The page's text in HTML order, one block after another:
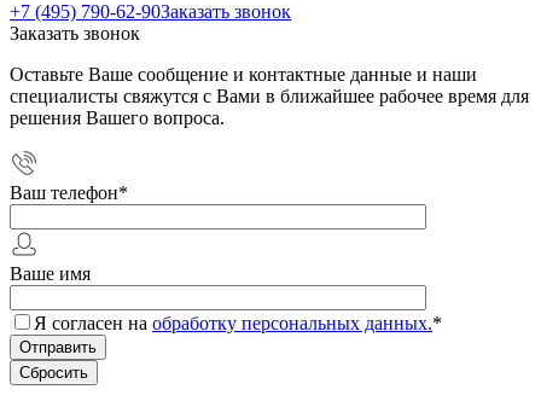
+7 (495) 790-62-90Заказать звонок
Заказать звонок
Оставьте Ваше сообщение и контактные данные и наши
специалисты свяжутся с Вами в ближайшее рабочее время для
решения Вашего вопроса.
Ваш телефон*
Ваше имя
Я согласен на обработку персональных данных.*